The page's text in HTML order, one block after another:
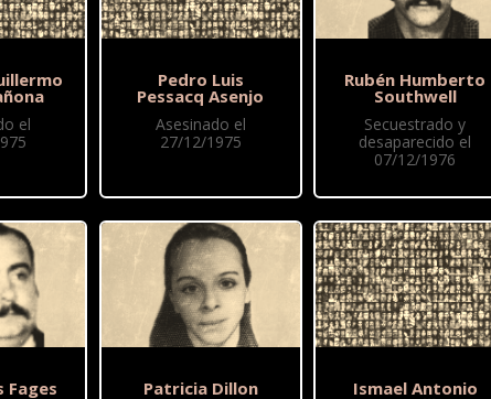
el
Fages
Pedro Luis
Pessacq Asenjo
Asesinado el
27/12/1975
Patricia Dillon
Rubén Humberto
Southwell
Secuestrado y
desaparecido el
07/12/1976
Ismael Antonio